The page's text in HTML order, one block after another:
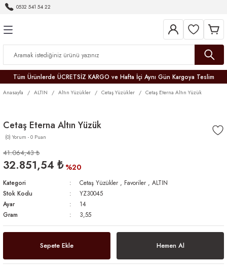
0532 541 54 22
Tüm Ürünlerde ÜCRETSİZ KARGO ve Hafta İçi Aynı Gün Kargoya Teslim
Anasayfa ALTIN Altın Yüzükler Cetaş Yüzükler Cetaş Eterna Altın Yüzük
Cetaş Eterna Altın Yüzük
(0) Yorum - 0 Puan
41.064,43 ₺
32.851,54 ₺ %20
Kategori Cetaş Yüzükler , Favoriler , ALTIN
Stok Kodu
YZ30045
Ayar
14
Gram
3,55
Sepete Ekle Hemen Al